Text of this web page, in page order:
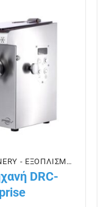
στην λίστα
επιθυμιών
FOOD MACHINERY - ΕΞΟΠΛΙΣΜΟΣ ΕΣΤΙΑΣΗΣ
DRC-